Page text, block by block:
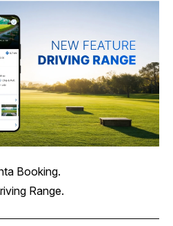
Booking.
Range.